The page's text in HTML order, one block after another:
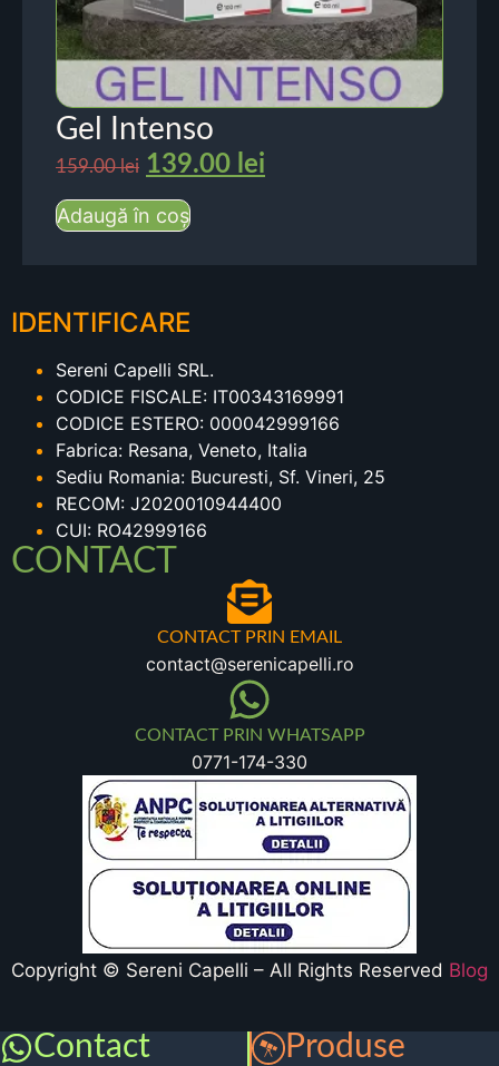
Gel Intenso
159.00lei 139.00 lei
Adaugă în coș
IDENTIFICARE
Sereni Capelli SRL.
CODICE FISCALE: IT00343169991
CODICE ESTERO: 000042999166
Fabrica: Resana, Veneto, Italia
Sediu Romania: Bucuresti, Sf. Vineri, 25
RECOM: J2020010944400
CUI: RO42999166
CONTACT
CONTACT PRIN EMAIL
contact@serenicapelli.ro
CONTACT PRIN WHATSAPP
0771-174-330
Copyright © Sereni Capelli – All Rights Reserved Blog
Contact Produse